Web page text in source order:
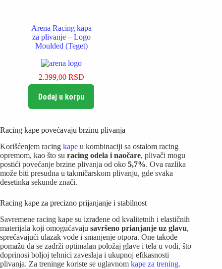
Arena Racing kapa
za plivanje – Logo
Moulded (Teget)
2.399,00 RSD
Dodaj u korpu
Racing kape povećavaju brzinu plivanja
Korišćenjem racing kape u kombinaciji sa ostalom racing
opremom, kao što su racing odela i naočare, plivači mogu
postići povećanje brzine plivanja od oko 5,7%. Ova razlika
može biti presudna u takmičarskom plivanju, gde svaka
desetinka sekunde znači.
Racing kape za precizno prijanjanje i stabilnost
Savremene racing kape su izrađene od kvalitetnih i elastičnih
materijala koji omogućavaju savršeno prianjanje uz glavu,
sprečavajući ulazak vode i smanjenje otpora. One takođe
pomažu da se zadrži optimalan položaj glave i tela u vodi, što
doprinosi boljoj tehnici zaveslaja i ukupnoj efikasnosti
plivanja. Za treninge koriste se uglavnom kape za trening.